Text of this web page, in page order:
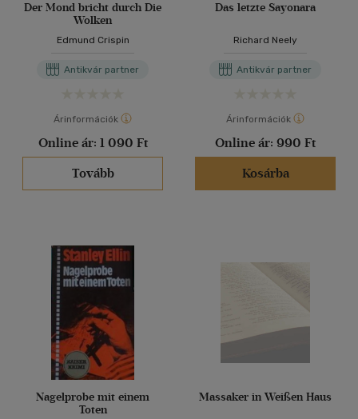
Der Mond bricht durch Die
Wolken
Edmund Crispin
Antikvár partner
Árinformációk
Online ár: 1 090 Ft
Tovább
Das letzte Sayonara
Richard Neely
Antikvár partner
Árinformációk
Online ár: 990 Ft
Kosárba
Nagelprobe mit einem
Toten
Massaker in Weißen Haus